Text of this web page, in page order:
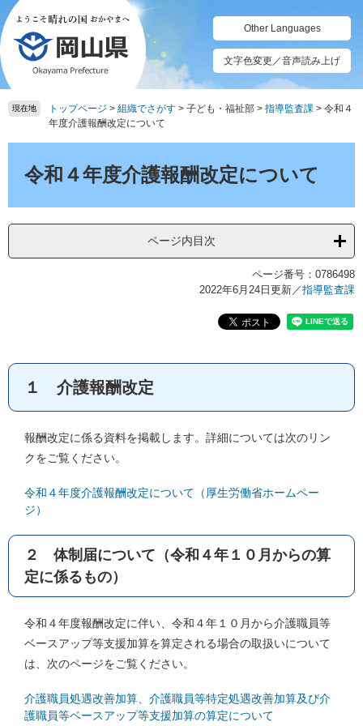
ペ
ー
ジ
の
先
頭
メ
ニ
ュ
ー
を
飛
て
Other Languages
文字色変更／音声読み上げ
現在地 トップページ > 組織でさがす > 子ども・福祉部 > 指導監査課 > 令和４
年度介護報酬改定について
令和４年度介護報酬改定について
ページ内目次
ページ番号：0786498
2022年6月24日更新／指導監査課
１ 介護報酬改定
報酬改定に係る資料を掲載します。詳細については次のリン
クをご覧ください。
令和４年度介護報酬改定について（厚生労働省ホームペー
ジ）
２ 体制届について（令和４年１０月からの算
定に係るもの）
令和４年度報酬改定に伴い、令和４年１０月から介護職員等
ベースアップ等支援加算を算定される場合の取扱いについて
は、次のページをご覧ください。
介護職員処遇改善加算、介護職員等特定処遇改善加算及び介
護職員等ベースアップ等支援加算の算定について